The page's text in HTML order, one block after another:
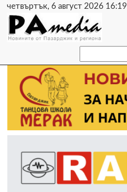
четвъртък, 6 август 2026 16:19